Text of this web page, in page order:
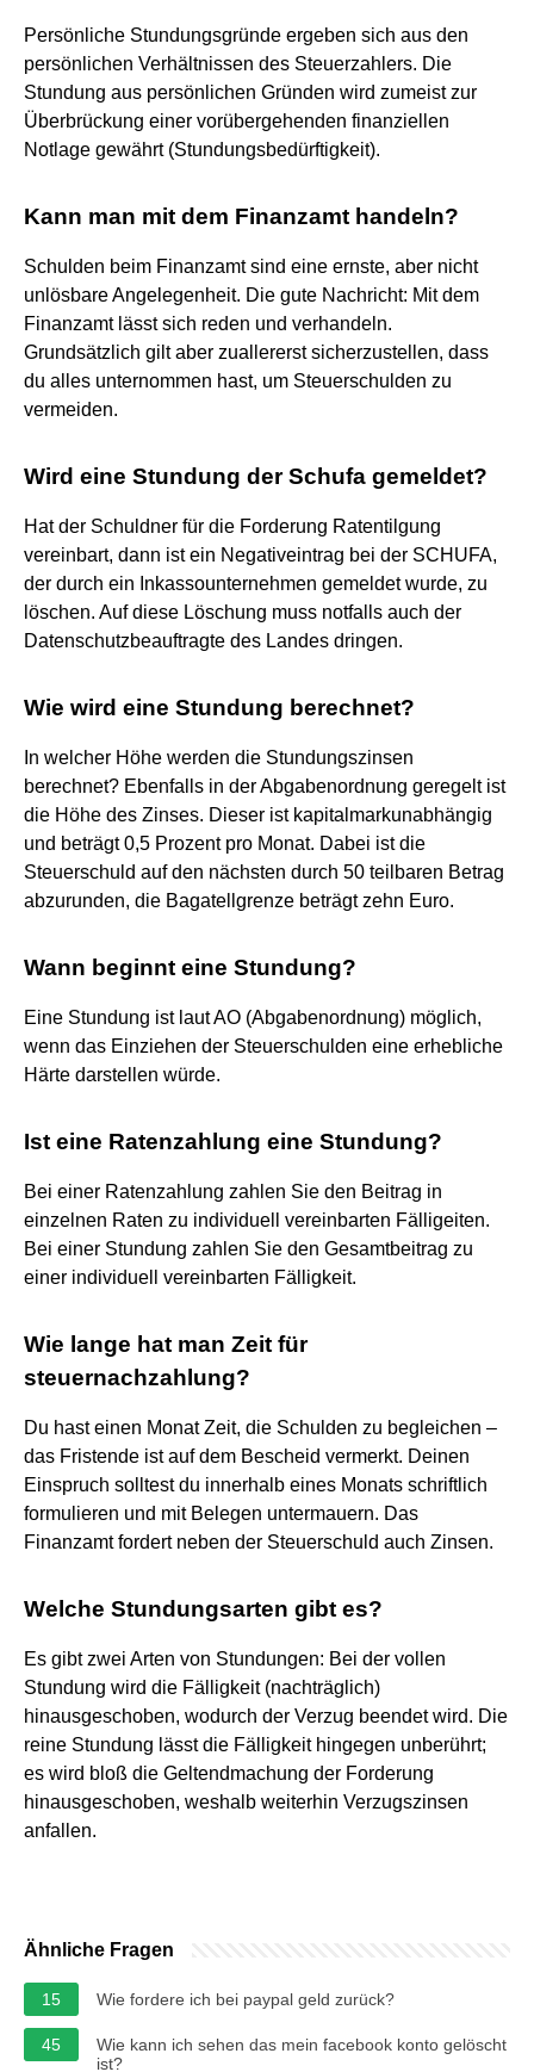
Persönliche Stundungsgründe ergeben sich aus den
persönlichen Verhältnissen des Steuerzahlers. Die
Stundung aus persönlichen Gründen wird zumeist zur
Überbrückung einer vorübergehenden finanziellen
Notlage gewährt (Stundungsbedürftigkeit).
Kann man mit dem Finanzamt handeln?
Schulden beim Finanzamt sind eine ernste, aber nicht
unlösbare Angelegenheit. Die gute Nachricht: Mit dem
Finanzamt lässt sich reden und verhandeln.
Grundsätzlich gilt aber zuallererst sicherzustellen, dass
du alles unternommen hast, um Steuerschulden zu
vermeiden.
Wird eine Stundung der Schufa gemeldet?
Hat der Schuldner für die Forderung Ratentilgung
vereinbart, dann ist ein Negativeintrag bei der SCHUFA,
der durch ein Inkassounternehmen gemeldet wurde, zu
löschen. Auf diese Löschung muss notfalls auch der
Datenschutzbeauftragte des Landes dringen.
Wie wird eine Stundung berechnet?
In welcher Höhe werden die Stundungszinsen
berechnet? Ebenfalls in der Abgabenordnung geregelt ist
die Höhe des Zinses. Dieser ist kapitalmarkunabhängig
und beträgt 0,5 Prozent pro Monat. Dabei ist die
Steuerschuld auf den nächsten durch 50 teilbaren Betrag
abzurunden, die Bagatellgrenze beträgt zehn Euro.
Wann beginnt eine Stundung?
Eine Stundung ist laut AO (Abgabenordnung) möglich,
wenn das Einziehen der Steuerschulden eine erhebliche
Härte darstellen würde.
Ist eine Ratenzahlung eine Stundung?
Bei einer Ratenzahlung zahlen Sie den Beitrag in
einzelnen Raten zu individuell vereinbarten Fälligeiten.
Bei einer Stundung zahlen Sie den Gesamtbeitrag zu
einer individuell vereinbarten Fälligkeit.
Wie lange hat man Zeit für
steuernachzahlung?
Du hast einen Monat Zeit, die Schulden zu begleichen –
das Fristende ist auf dem Bescheid vermerkt. Deinen
Einspruch solltest du innerhalb eines Monats schriftlich
formulieren und mit Belegen untermauern. Das
Finanzamt fordert neben der Steuerschuld auch Zinsen.
Welche Stundungsarten gibt es?
Es gibt zwei Arten von Stundungen: Bei der vollen
Stundung wird die Fälligkeit (nachträglich)
hinausgeschoben, wodurch der Verzug beendet wird. Die
reine Stundung lässt die Fälligkeit hingegen unberührt;
es wird bloß die Geltendmachung der Forderung
hinausgeschoben, weshalb weiterhin Verzugszinsen
anfallen.
Ähnliche Fragen
15 Wie fordere ich bei paypal geld zurück?
45
Wie kann ich sehen das mein facebook konto gelöscht
ist?